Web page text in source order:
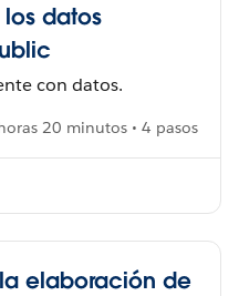
datos
con datos.
20 minutos • 4 pasos
elaboración de